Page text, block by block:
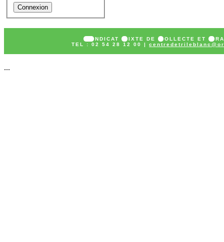
SY NDICAT MIXTE DE COLLECTE ET T
TEL : 02 54 28 12 00 |
...